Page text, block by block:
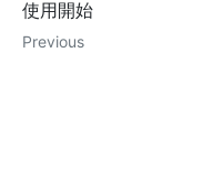
使用開始
Previous